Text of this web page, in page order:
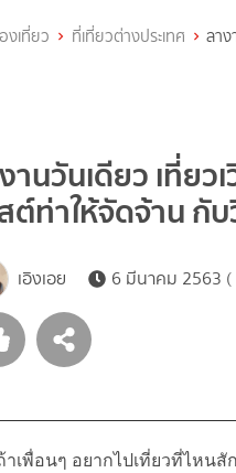
งเที่ยว ที่เที่ยวต่างประเทศ ลา
านวันเดียว เที่ย
ต์ท่าให้จัดจ้าน กั
เอิงเอย 6 มีนาคม 2563 (
พื่อนๆ อยากไปเที่ยวที่ไหนสัก